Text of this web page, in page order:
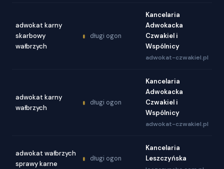
adwokat karny
skarbowy
wałbrzych
długi ogon
Kancelaria
Adwokacka
Czwakiel i
Wspólnicy
adwokat-czwakiel.pl
adwokat karny
wałbrzych
długi ogon
Kancelaria
Adwokacka
Czwakiel i
Wspólnicy
adwokat-czwakiel.pl
adwokat wałbrzych
sprawy karne
długi ogon
Kancelaria
Leszczyńska